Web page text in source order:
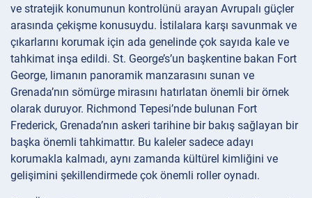
ve stratejik konumunun kontrolünü arayan Avrupalı güçler
arasında çekişme konusuydu. İstilalara karşı savunmak ve
çıkarlarını korumak için ada genelinde çok sayıda kale ve
tahkimat inşa edildi. St. George’s’un başkentine bakan Fort
George, limanın panoramik manzarasını sunan ve
Grenada’nın sömürge mirasını hatırlatan önemli bir örnek
olarak duruyor. Richmond Tepesi’nde bulunan Fort
Frederick, Grenada’nın askeri tarihine bir bakış sağlayan bir
başka önemli tahkimattır. Bu kaleler sadece adayı
korumakla kalmadı, aynı zamanda kültürel kimliğini ve
gelişimini şekillendirmede çok önemli roller oynadı.